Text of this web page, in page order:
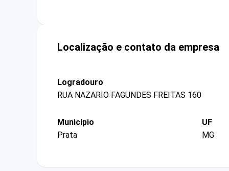
Localização e contato da empresa
Logradouro
RUA NAZARIO FAGUNDES FREITAS 160
Município
Prata
UF
MG